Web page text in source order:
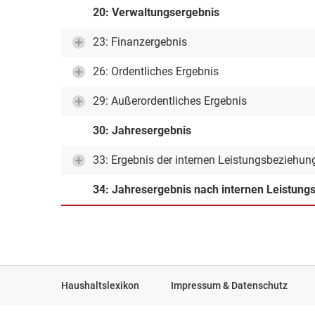
20: Verwaltungsergebnis
23: Finanzergebnis
26: Ordentliches Ergebnis
29: Außerordentliches Ergebnis
30: Jahresergebnis
33: Ergebnis der internen
34: Jahresergebnis nach internen
Haushaltslexikon Impressum & Datenschutz